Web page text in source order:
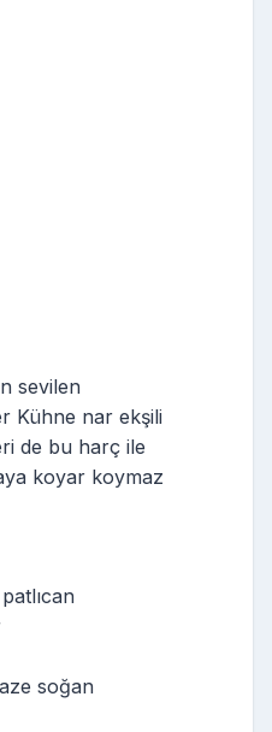
sevilen
Kühne nar ekşili
de bu harç ile
koyar koymaz
soğan